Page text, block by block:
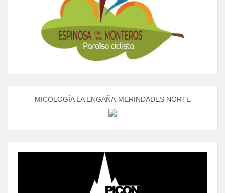
MICOLOGÍA LA ENGAÑA-MERINDADES NORTE